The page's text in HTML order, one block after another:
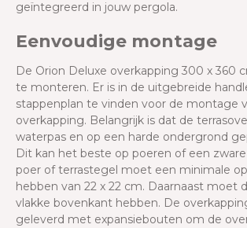
geïntegreerd in jouw pergola.
Eenvoudige montage
De Orion Deluxe overkapping 300 x 360
te monteren. Er is in de uitgebreide
stappenplan te vinden voor de montage
overkapping. Belangrijk is dat de
waterpas en op een harde ondergrond
Dit kan het beste op poeren of een
poer of terrastegel moet een minimale
hebben van 22 x 22 cm. Daarnaast moet
vlakke bovenkant hebben. De
geleverd met expansiebouten om de